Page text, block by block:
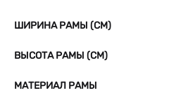
ШИРИНА РАМЫ (СМ)
ВЫСОТА РАМЫ (СМ)
МАТЕРИАЛ РАМЫ